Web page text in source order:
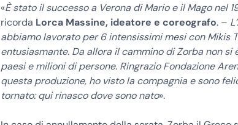
«È stato il successo a Verona di Mario e il Mago nel
ricorda Lorca Massine, ideatore e coreografo. –
abbiamo lavorato per 6 intensissimi mesi con Mikis
entusiasmante. Da allora il cammino di Zorba non
paesi e milioni di persone. Ringrazio Fondazione
questa produzione, ho visto la compagnia e sono
tornato: qui rinasco dove sono nato».